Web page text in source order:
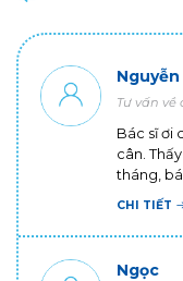
Tư vấn
Bác sĩ ơi
cân.
tháng,
vậy là
CHI TIẾT
Ngọc